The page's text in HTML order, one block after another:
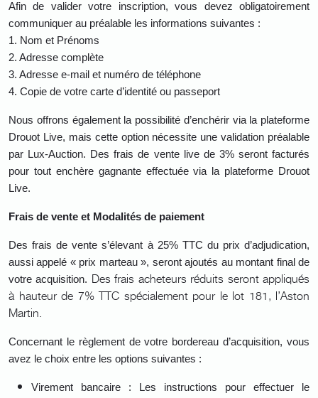
Afin de valider votre inscription, vous devez obligatoirement
communiquer au préalable les informations suivantes :
1. Nom et Prénoms
2. Adresse complète
3. Adresse e-mail et numéro de téléphone
4. Copie de votre carte d’identité ou passeport
Nous offrons également la possibilité d’enchérir via la plateforme
Drouot Live, mais cette option nécessite une validation préalable
par Lux-Auction. Des frais de vente live de 3% seront facturés
pour tout enchère gagnante effectuée via la plateforme Drouot
Live.
Frais de vente et Modalités de paiement
Des frais de vente s’élevant à 25% TTC du prix d’adjudication,
aussi appelé « prix marteau », seront ajoutés au montant final de
votre acquisition. Des frais acheteurs réduits seront appliqués
à hauteur de 7% TTC spécialement pour le lot 181, l’Aston
Martin.
Concernant le règlement de votre bordereau d’acquisition, vous
avez le choix entre les options suivantes :
Virement bancaire : Les instructions pour effectuer le